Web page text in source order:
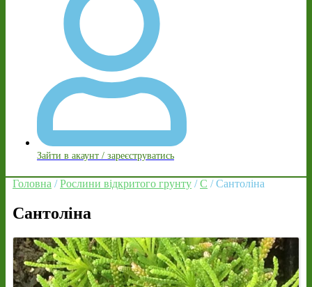
Зайти в акаунт / зареєструватись
Головна /Рослини відкритого грунту /С / Сантоліна
Сантоліна